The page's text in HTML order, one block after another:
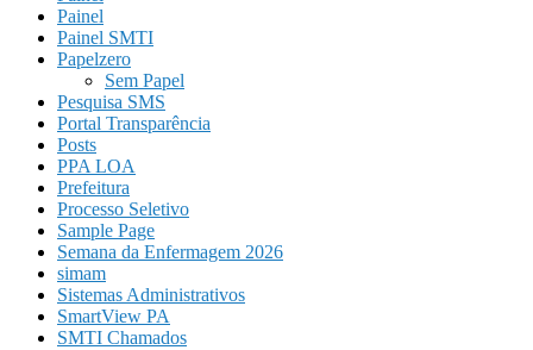
Painel
Painel SMTI
Papelzero
Sem Papel
Pesquisa SMS
Portal Transparência
Posts
PPA LOA
Prefeitura
Processo Seletivo
Sample Page
Semana da Enfermagem 2026
simam
Sistemas Administrativos
SmartView PA
SMTI Chamados